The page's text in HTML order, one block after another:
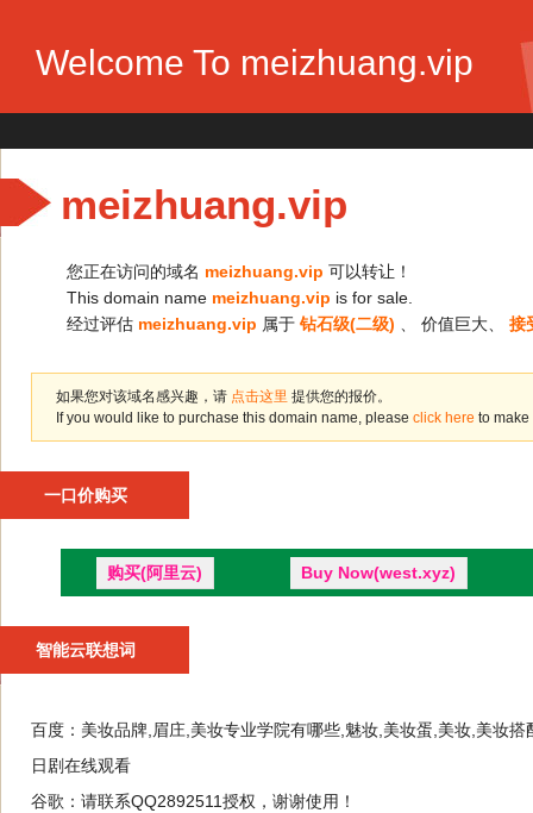
Welcome To meizhuang.vip
meizhuang.vip
您正在访问的域名 meizhuang.vip 可以转让！
This domain name meizhuang.vip is for sale.
经过评估 meizhuang.vip 属于 钻石级(二级) 、 价值巨大、 接
如果您对该域名感兴趣，请 点击这里 提供您的报价。
If you would like to purchase this domain name, please click here to make
一口价购买
购买(阿里云) Buy Now(west.xyz)
智能云联想词
百度： 美妆品牌,眉庄,美妆专业学院有哪些,魅妆,美妆蛋,美妆,美妆
日剧在线观看
谷歌： 请联系QQ2892511授权，谢谢使用！